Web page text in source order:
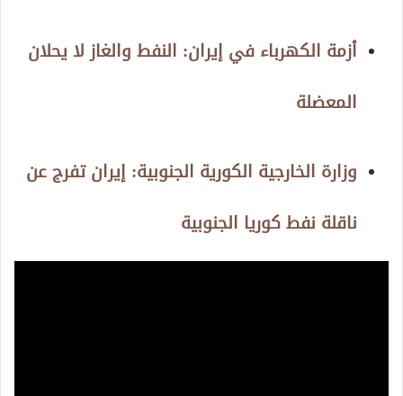
أزمة الكهرباء في إيران: النفط والغاز لا يحلان
المعضلة
وزارة الخارجية الكورية الجنوبية: إيران تفرج عن
ناقلة نفط كوريا الجنوبية